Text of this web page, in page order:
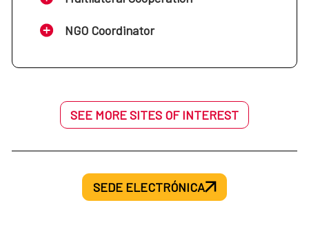
NGO Coordinator
SEE MORE SITES OF INTEREST
SEDE ELECTRÓNICA